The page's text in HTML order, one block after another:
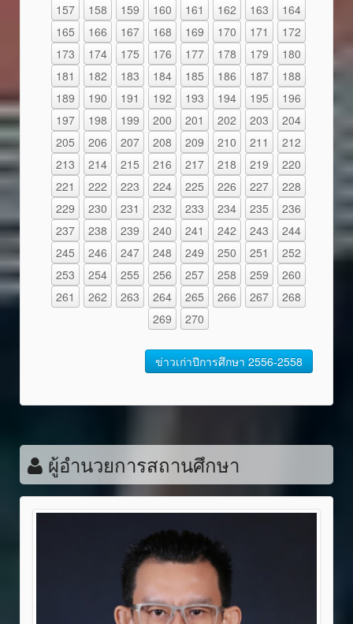
157
158 159 160 161 162 163
164
165
166 167 168 169 170 171
172
173
174 175 176 177 178 179
180
181
182 183 184 185 186 187
188
189
190 191 192 193 194 195
196
197
198 199 200 201 202 203
204
205
206 207 208 209 210 211
212
213
214 215 216 217 218 219
220
221
222 223 224 225 226 227
228
229
230 231 232 233 234 235
236
237
238 239 240 241 242 243
244
245
246 247 248 249 250 251
252
253
254 255 256 257 258 259
260
261
262 263 264 265 266 267
268
269
270
ข่าวเก่าปีการศึกษา 2556-2558
ผู้อำนวยการสถานศึกษา